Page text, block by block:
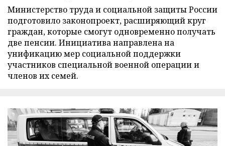
Министерство труда и социальной защиты России
подготовило законопроект, расширяющий круг
граждан, которые смогут одновременно получать
две пенсии. Инициатива направлена на
унификацию мер социальной поддержки
участников специальной военной операции и
членов их семей.